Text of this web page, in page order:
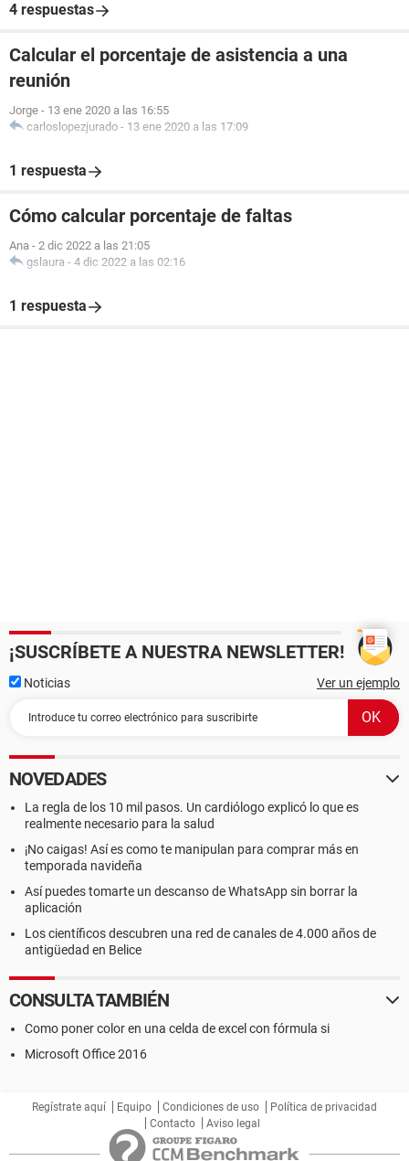
4 respuestas
Calcular el porcentaje de asistencia a una
reunión
Jorge - 13 ene 2020 a las 16:55
carloslopezjurado - 13 ene 2020 a las 17:09
1 respuesta
Cómo calcular porcentaje de faltas
Ana - 2 dic 2022 a las 21:05
gslaura - 4 dic 2022 a las 02:16
1 respuesta
¡SUSCRÍBETE A NUESTRA NEWSLETTER!
Noticias Ver un ejemplo
NOVEDADES
La regla de los 10 mil pasos. Un cardiólogo explicó lo que es
realmente necesario para la salud
¡No caigas! Así es como te manipulan para comprar más en
temporada navideña
Así puedes tomarte un descanso de WhatsApp sin borrar la
aplicación
Los científicos descubren una red de canales de 4.000 años de
antigüedad en Belice
CONSULTA TAMBIÉN
Como poner color en una celda de excel con fórmula si
Microsoft Office 2016
Regístrate aquí Equipo Condiciones de uso
Política de privacidad
Contacto
Aviso legal